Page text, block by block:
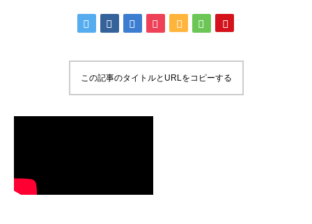
この記事のタイトルとURLをコピーする